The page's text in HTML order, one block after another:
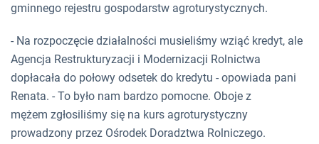
gminnego rejestru gospodarstw agroturystycznych.
- Na rozpoczęcie działalności musieliśmy wziąć kredyt, ale
Agencja Restrukturyzacji i Modernizacji Rolnictwa
dopłacała do połowy odsetek do kredytu - opowiada pani
Renata. - To było nam bardzo pomocne. Oboje z
mężem zgłosiliśmy się na kurs agroturystyczny
prowadzony przez Ośrodek Doradztwa Rolniczego.